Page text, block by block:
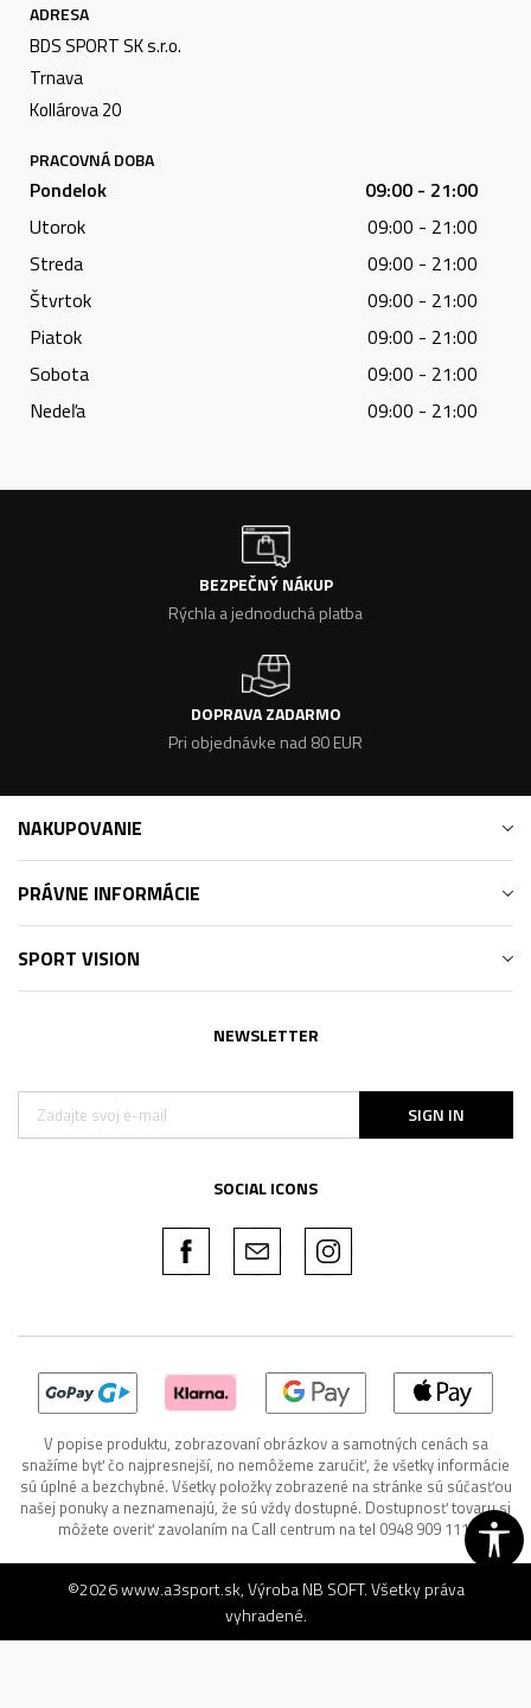
ADRESA
BDS SPORT SK s.r.o.
Trnava
Kollárova 20
PRACOVNÁ DOBA
Pondelok
09:00 - 21:00
Utorok
09:00 - 21:00
Streda
09:00 - 21:00
Štvrtok
09:00 - 21:00
Piatok
09:00 - 21:00
Sobota
09:00 - 21:00
Nedeľa
09:00 - 21:00
BEZPEČNÝ NÁKUP
Rýchla a jednoduchá platba
DOPRAVA ZADARMO
Pri objednávke nad 80 EUR
NAKUPOVANIE
PRÁVNE INFORMÁCIE
SPORT VISION
NEWSLETTER
SIGN IN
SOCIAL ICONS
V popise produktu, zobrazovaní obrázkov a samotných cenách sa
snažíme byť čo najpresnejší, no nemôžeme zaručiť, že všetky informácie
sú úplné a bezchybné. Všetky položky zobrazené na stránke sú súčasťou
našej ponuky a neznamenajú, že sú vždy dostupné. Dostupnosť tovaru si
môžete overiť zavolaním na Call centrum na tel 0948 909 111.
©2026www.a3sport.sk, VýrobaNB SOFT. Všetky práva
vyhradené.